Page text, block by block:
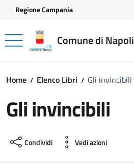
Vai ai contenuti
Vai al footer
Regione Campania
Comune di Napoli
Home Elenco Libri Gli invincibili
Gli invincibili
Condividi Vedi azioni